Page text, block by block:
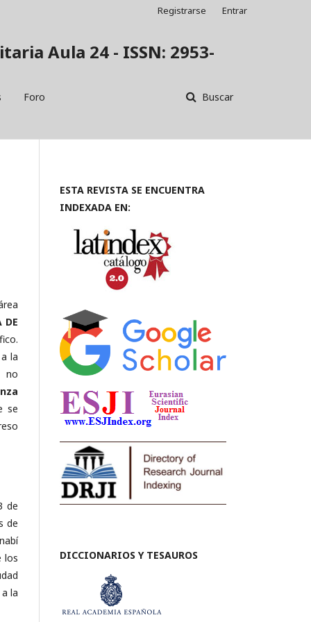
Aula 24 - ISSN: 2953-
Foro Buscar
Registrarse Entrar
DE
la
no
se
de
de
los
la
ESTA REVISTA SE ENCUENTRA
INDEXADA EN:
DICCIONARIOS Y TESAUROS